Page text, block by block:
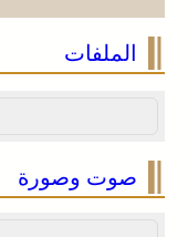
التعاون في مجال
مسألة مبدأ قائمة
الملفات
صوت وصورة